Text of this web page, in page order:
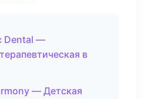
Dental —
в
— Детская